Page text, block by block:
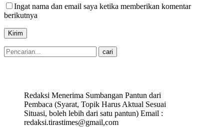
Ingat nama dan email saya ketika memberikan komentar
berikutnya
Redaksi Menerima Sumbangan Pantun dari
Pembaca (Syarat, Topik Harus Aktual Sesuai
Situasi, boleh lebih dari satu pantun) Email :
redaksi.tirastimes@gmail,com